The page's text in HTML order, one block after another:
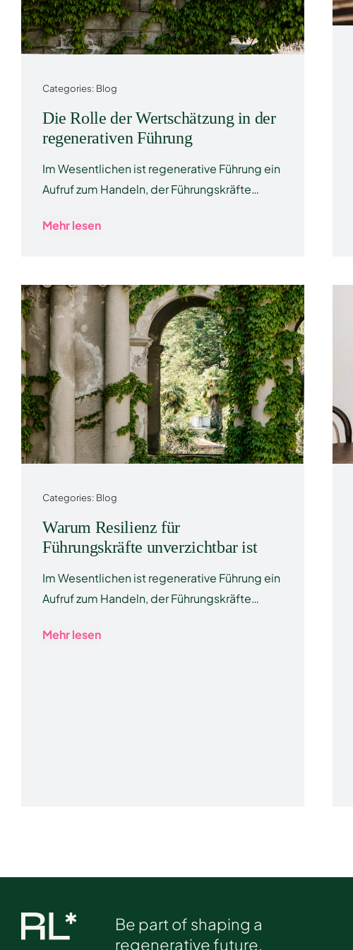
Categories: Blog
Die Rolle der Wertschätzung in der
regenerativen Führung
Im Wesentlichen ist regenerative Führung ein
Aufruf zum Handeln, der Führungskräfte…
Mehr lesen
Categories: Blog
Warum Resilienz für
Führungskräfte unverzichtbar ist
Im Wesentlichen ist regenerative Führung ein
Aufruf zum Handeln, der Führungskräfte…
Mehr lesen
Be part of shaping a
regenerative future.